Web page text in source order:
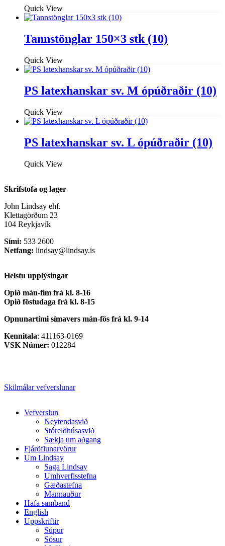
Quick View
Tannstönglar 150×3 stk (10)
Quick View
PS latexhanskar sv. M ópúðraðir (10)
Quick View
PS latexhanskar sv. L ópúðraðir (10)
Quick View
Skrifstofa og lager
John Lindsay ehf.
Klettagörðum 23
104 Reykjavík
Sími: 533 2600
Netfang: lindsay@lindsay.is
Helstu upplýsingar
Opið mán-fim frá kl. 8-16
Opið föstudaga frá kl. 8-15
Opnunartími símavers mán-fös frá kl. 9-14
Kennitala: 411163-0169
VSK Númer: 012284
Skilmálar vefverslunar
Close
Vefverslun
Neytendasvið
Stóreldhúsasvið
Sækja um aðgang
Fjáröflunarvörur
Um Lindsay
Saga Lindsay
Umhverfisstefna
Gæðastefna
Mannauður
Hafa samband
English
Uppskriftir
Súpur
Sósur